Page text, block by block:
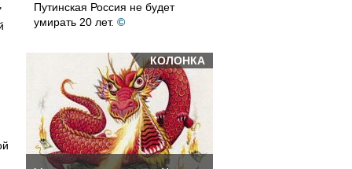
Путинская Россия не будет
умирать 20 лет. ©
КОЛОНКА